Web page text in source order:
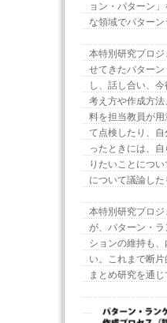
ョン・パターン
な領域でパターン
本特別研究プロ
せてきたパター
し、話し合い、
考え方や作成方
料を担当教員が
て点検したり、
ったときには、
りたいことにつ
について議論した
本特別研究プロ
が、パターン・
ションの維持も
い。これまで断
まとめ研究を通